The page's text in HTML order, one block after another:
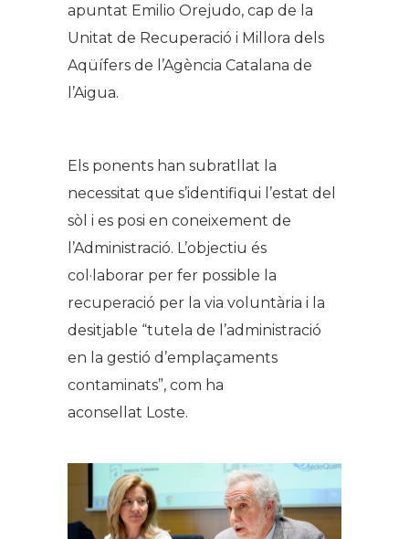
apuntat Emilio Orejudo, cap de la
Unitat de Recuperació i Millora dels
Aqüífers de l’Agència Catalana de
l’Aigua.
Els ponents han subratllat la
necessitat que s’identifiqui l’estat del
sòl i es posi en coneixement de
l’Administració. L’objectiu és
col·laborar per fer possible la
recuperació per la via voluntària i la
desitjable “tutela de l’administració
en la gestió d’emplaçaments
contaminats”, com ha
aconsellat Loste.